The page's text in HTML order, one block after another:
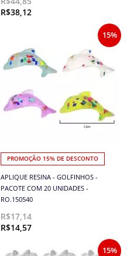
R$38,12
PROMOÇÃO 15% DE DESCONTO
APLIQUE RESINA - GOLFINHOS -
PACOTE COM 20 UNIDADES -
RO.150540
R$17,14
R$14,57
15%
15%